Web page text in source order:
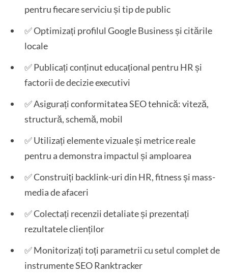
pentru fiecare serviciu și tip de public
✅ Optimizați profilul Google Business și citările
locale
✅ Publicați conținut educațional pentru HR și
factorii de decizie executivi
✅ Asigurați conformitatea SEO tehnică: viteză,
structură, schemă, mobil
✅ Utilizați elemente vizuale și metrice reale
pentru a demonstra impactul și amploarea
✅ Construiți backlink-uri din HR, fitness și mass-
media de afaceri
✅ Colectați recenzii detaliate și prezentați
rezultatele clienților
✅ Monitorizați toți parametrii cu setul complet de
instrumente SEO Ranktracker